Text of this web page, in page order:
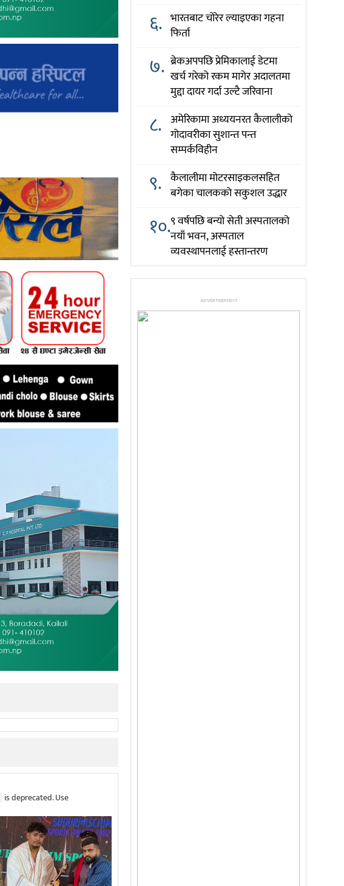
is deprecated. Use
६. भारतबाट चोरेर ल्याइएका गहना
फिर्ता
७. ब्रेकअपपछि प्रेमिकालाई डेटमा
खर्च गरेको रकम मागेर अदालतमा
मुद्दा दायर गर्दा उल्टै जरिवाना
८. अमेरिकामा अध्ययनरत कैलालीको
गोदावरीका सुशान्त पन्त
सम्पर्कविहीन
९. कैलालीमा मोटरसाइकलसहित
बगेका चालकको सकुशल उद्धार
१०.९ वर्षपछि बन्यो सेती अस्पतालको
नयाँ भवन, अस्पताल
व्यवस्थापनलाई हस्तान्तरण
ADVERTISEMENT